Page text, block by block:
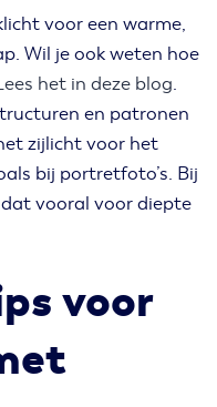
voor een warme,
Wil je ook weten hoe
het in deze blog.
en patronen
zijlicht voor het
bij portretfoto’s. Bij
vooral voor diepte
voor